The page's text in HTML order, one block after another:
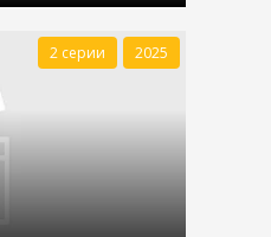
2 серии 2025